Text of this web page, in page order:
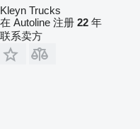
Kleyn Trucks
在 Autoline 注册 22 年
联系卖方